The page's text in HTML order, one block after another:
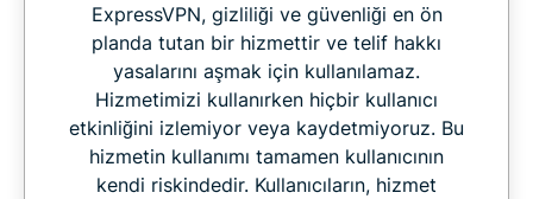
ExpressVPN, gizliliği ve güvenliği en ön
planda tutan bir hizmettir ve telif hakkı
yasalarını aşmak için kullanılamaz.
Hizmetimizi kullanırken hiçbir kullanıcı
etkinliğini izlemiyor veya kaydetmiyoruz. Bu
hizmetin kullanımı tamamen kullanıcının
kendi riskindedir. Kullanıcıların, hizmet